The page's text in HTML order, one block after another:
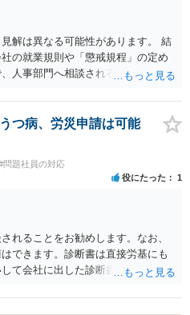
解は異なる可能性があります。 結
の就業規則や「懲戒規程」の定め
人事部門へ相談されることが最優
分なり得ます。 名誉や評価の回復
行為による情報漏洩」と正式に認
フォローや周知を求めるのが有効
を社内で周知される手続があるの
はできるかもしれません。 さらに
バシー侵害等に基づく損害賠償
えます（ただし、金額は多額にな
つ病、労災申請は可能
問題社員の対応
役にたった 1
れることをお勧めします。なお、
できます。診断書は直接労基にも
て会社に出した診断書の写しをも